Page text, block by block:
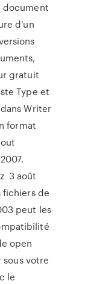
document
d'un
gratuit
Type et
Writer
format
3 août
fichiers de
peut les
open
votre
le